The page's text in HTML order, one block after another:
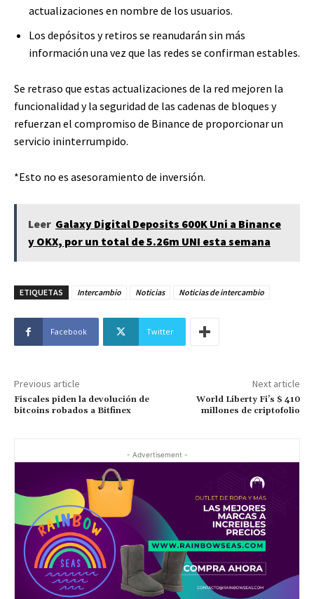
actualizaciones en nombre de los usuarios.
Los depósitos y retiros se reanudarán sin más
información una vez que las redes se confirman estables.
Se retraso que estas actualizaciones de la red mejoren la
funcionalidad y la seguridad de las cadenas de bloques y
refuerzan el compromiso de Binance de proporcionar un
servicio ininterrumpido.
*Esto no es asesoramiento de inversión.
Leer Galaxy Digital Deposits 600K Uni a Binance
y OKX, por un total de 5.26m UNI esta semana
ETIQUETAS Intercambio Noticias Noticias de intercambio
Facebook Twitter
Previous article
Fiscales piden la devolución de
bitcoins robados a Bitfinex
Next article
World Liberty Fi’s $ 410
millones de criptofolio
- Advertisement -